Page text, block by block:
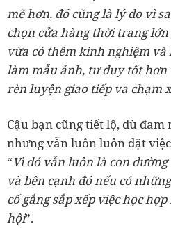
mẽ hơn, đó cũng là lý do vì
chọn cửa hàng thời trang
vừa có thêm kinh nghiệm
làm mẫu ảnh, tư duy tốt
rèn luyện giao tiếp va chạm
Cậu bạn cũng tiết lộ, dù
nhưng vẫn luôn luôn đặt
“Vì đó vẫn luôn là con
và bên cạnh đó nếu có
cố gắng sắp xếp việc học
hội”.